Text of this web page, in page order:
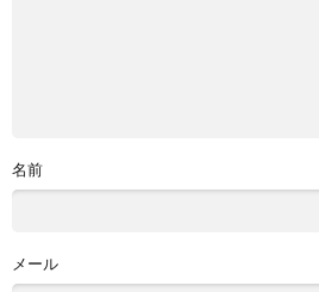
名前
メール